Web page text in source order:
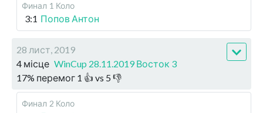
Финал 1 Коло
3:1 Попов Антон
28 лист, 2019
4 місце WinCup 28.11.2019 Восток 3
17% перемог 1 👍 vs 5 👎
Финал 2 Коло